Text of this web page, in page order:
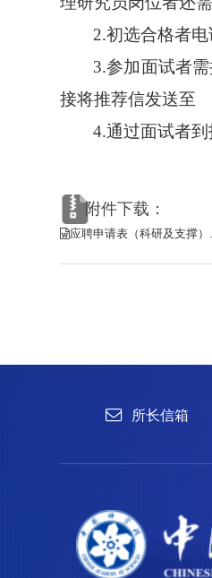
2.初选合格者
3.参加面试者
接将推荐信发送至
4.通过面试者
附件下载：
应聘申请表（科研及支撑）
1996-2024 中国科学院微生物研究
备案序号：京ICP备06066622号-1